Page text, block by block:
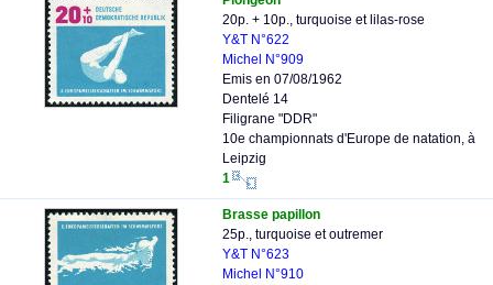
20p. + 10p., turquoise et lilas-rose
Y&T N°622
Michel N°909
Emis en 07/08/1962
Dentelé 14
Filigrane "DDR"
10e championnats d'Europe de natation, à
Leipzig
1
Brasse papillon
25p., turquoise et outremer
Y&T N°623
Michel N°910